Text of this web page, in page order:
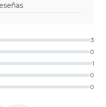
3
0
1
0
0